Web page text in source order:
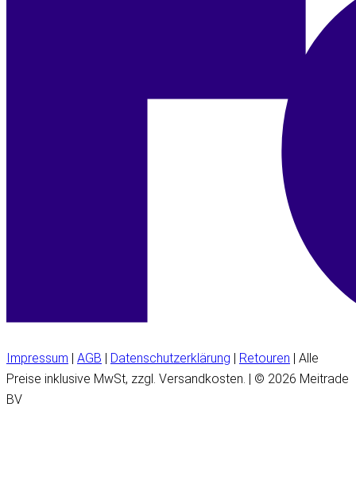
Impressum AGB Datenschutzerklärung Retouren | Alle
Preise inklusive MwSt, zzgl. Versandkosten. | © 2026 Meitrade
BV